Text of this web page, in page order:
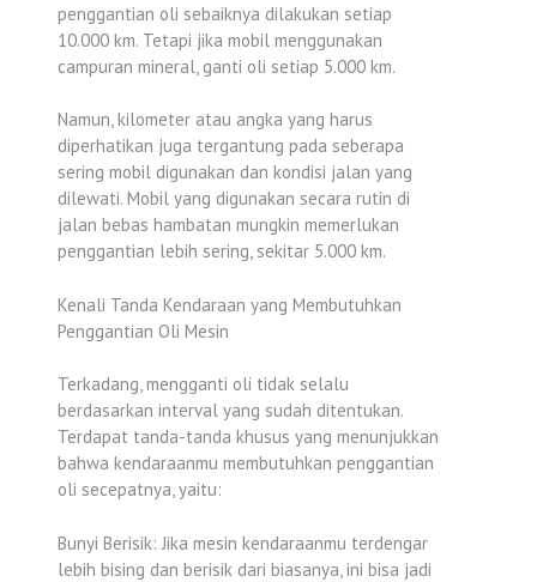
penggantian oli sebaiknya dilakukan setiap
10.000 km. Tetapi jika mobil menggunakan
campuran mineral, ganti oli setiap 5.000 km.
Namun, kilometer atau angka yang harus
diperhatikan juga tergantung pada seberapa
sering mobil digunakan dan kondisi jalan yang
dilewati. Mobil yang digunakan secara rutin di
jalan bebas hambatan mungkin memerlukan
penggantian lebih sering, sekitar 5.000 km.
Kenali Tanda Kendaraan yang Membutuhkan
Penggantian Oli Mesin
Terkadang, mengganti oli tidak selalu
berdasarkan interval yang sudah ditentukan.
Terdapat tanda-tanda khusus yang menunjukkan
bahwa kendaraanmu membutuhkan penggantian
oli secepatnya, yaitu:
Bunyi Berisik: Jika mesin kendaraanmu terdengar
lebih bising dan berisik dari biasanya, ini bisa jadi